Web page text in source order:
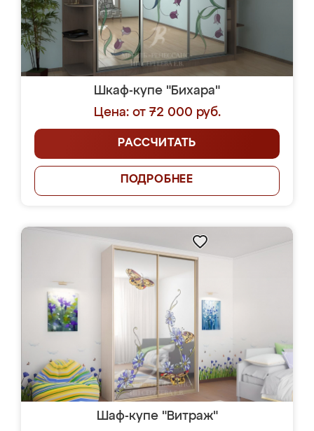
Шкаф-купе "Бихара"
Цена: от 72 000 руб.
РАССЧИТАТЬ
ПОДРОБНЕЕ
Шаф-купе "Витраж"